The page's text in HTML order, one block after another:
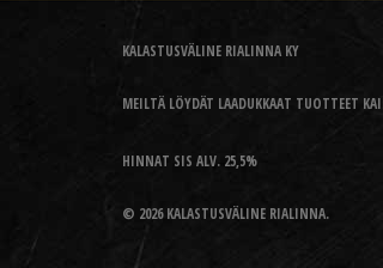
KALASTUSVÄLINE RIALINNA KY
MEILTÄ LÖYDÄT LAADUKKAAT TUOTTEET
HINNAT SIS ALV. 25,5%
© 2026 KALASTUSVÄLINE RIALINNA.